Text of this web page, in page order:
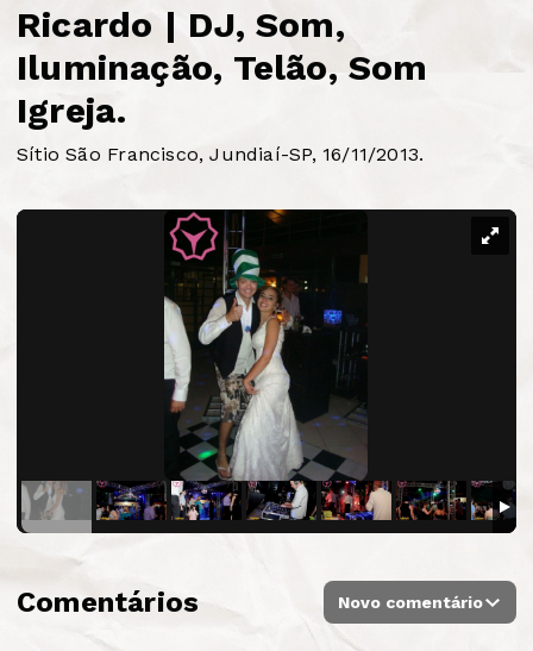
Ricardo | DJ, Som,
Iluminação, Telão, Som
Igreja.
Sítio São Francisco, Jundiaí-SP, 16/11/2013.
Comentários Novo comentário